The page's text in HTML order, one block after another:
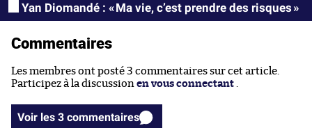
Yan Diomandé : « Ma vie, c’est prendre des risques »
Commentaires
Les membres ont posté 3 commentaires sur cet article.
Participez à la discussion en vous connectant .
Voir les 3 commentaires